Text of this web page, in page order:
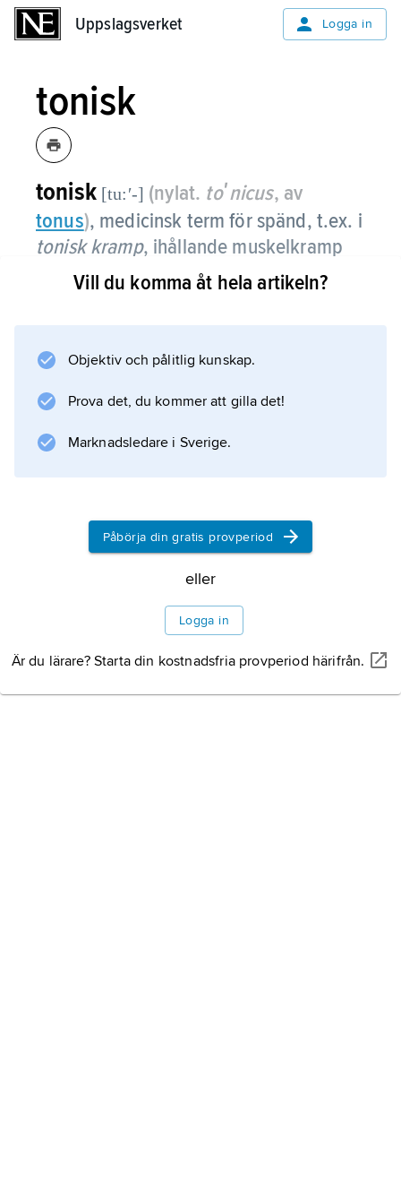
Uppslagsverket Logga in
tonisk
tonisk [tu:ʹ-] (nylat. toʹnicus, av
tonus), medicinsk term för spänd, t.ex. i
tonisk kramp, ihållande muskelkramp
utan ryckningar.
Vill du komma åt hela artikeln?
Objektiv och pålitlig kunskap.
Prova det, du kommer att gilla det!
Marknadsledare i Sverige.
Påbörja din gratis provperiod
eller
Logga in
Är du lärare? Starta din kostnadsfria provperiod härifrån.